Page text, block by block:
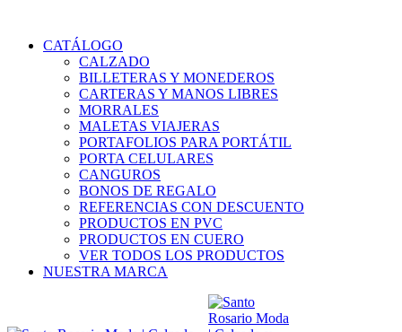
CATÁLOGO
CALZADO
BILLETERAS Y MONEDEROS
CARTERAS Y MANOS LIBRES
MORRALES
MALETAS VIAJERAS
PORTAFOLIOS PARA PORTÁTIL
PORTA CELULARES
CANGUROS
BONOS DE REGALO
REFERENCIAS CON DESCUENTO
PRODUCTOS EN PVC
PRODUCTOS EN CUERO
VER TODOS LOS PRODUCTOS
NUESTRA MARCA